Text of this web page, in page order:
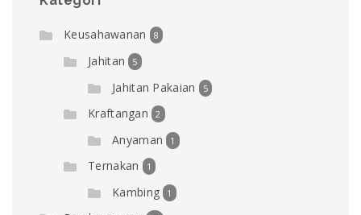
Keusahawanan 8
Jahitan 5
Jahitan Pakaian 5
Kraftangan 2
Anyaman 1
Ternakan 1
Kambing 1